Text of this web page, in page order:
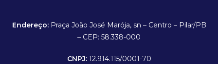
Endereço: Praça João José Marója, sn – Centro – Pilar/PB
– CEP: 58.338-000
CNPJ: 12.914.115/0001-70